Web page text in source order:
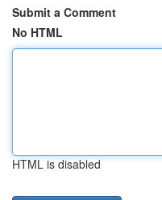
Submit a Comment
No HTML
HTML is disabled